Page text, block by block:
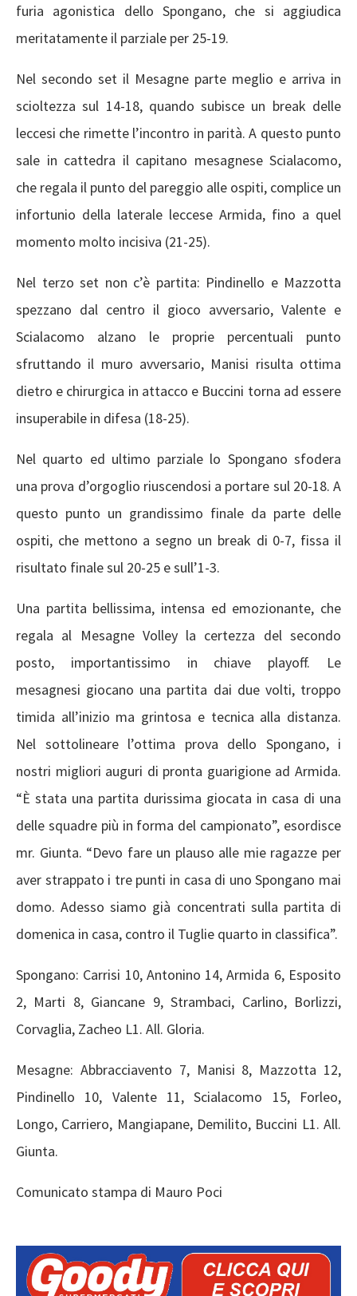
furia agonistica dello Spongano, che si aggiudica
meritatamente il parziale per 25-19.
Nel secondo set il Mesagne parte meglio e arriva in
scioltezza sul 14-18, quando subisce un break delle
leccesi che rimette l’incontro in parità. A questo punto
sale in cattedra il capitano mesagnese Scialacomo,
che regala il punto del pareggio alle ospiti, complice un
infortunio della laterale leccese Armida, fino a quel
momento molto incisiva (21-25).
Nel terzo set non c’è partita: Pindinello e Mazzotta
spezzano dal centro il gioco avversario, Valente e
Scialacomo alzano le proprie percentuali punto
sfruttando il muro avversario, Manisi risulta ottima
dietro e chirurgica in attacco e Buccini torna ad essere
insuperabile in difesa (18-25).
Nel quarto ed ultimo parziale lo Spongano sfodera
una prova d’orgoglio riuscendosi a portare sul 20-18. A
questo punto un grandissimo finale da parte delle
ospiti, che mettono a segno un break di 0-7, fissa il
risultato finale sul 20-25 e sull’1-3.
Una partita bellissima, intensa ed emozionante, che
regala al Mesagne Volley la certezza del secondo
posto, importantissimo in chiave playoff. Le
mesagnesi giocano una partita dai due volti, troppo
timida all’inizio ma grintosa e tecnica alla distanza.
Nel sottolineare l’ottima prova dello Spongano, i
nostri migliori auguri di pronta guarigione ad Armida.
“È stata una partita durissima giocata in casa di una
delle squadre più in forma del campionato”, esordisce
mr. Giunta. “Devo fare un plauso alle mie ragazze per
aver strappato i tre punti in casa di uno Spongano mai
domo. Adesso siamo già concentrati sulla partita di
domenica in casa, contro il Tuglie quarto in classifica”.
Spongano: Carrisi 10, Antonino 14, Armida 6, Esposito
2, Marti 8, Giancane 9, Strambaci, Carlino, Borlizzi,
Corvaglia, Zacheo L1. All. Gloria.
Mesagne: Abbracciavento 7, Manisi 8, Mazzotta 12,
Pindinello 10, Valente 11, Scialacomo 15, Forleo,
Longo, Carriero, Mangiapane, Demilito, Buccini L1. All.
Giunta.
Comunicato stampa di Mauro Poci